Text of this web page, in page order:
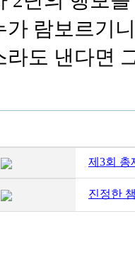
가 람보르기
라도 낸다면
제3회 총
진정한